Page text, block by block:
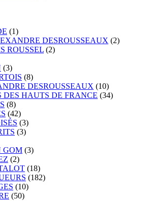
(1)
DESROUSSEAUX (2)
ROUSSEL (2)
(3)
(8)
DESROUSSEAUX (10)
DES HAUTS DE FRANCE (34)
(8)
(42)
(3)
(3)
GOM (3)
(2)
(18)
(182)
(10)
(50)